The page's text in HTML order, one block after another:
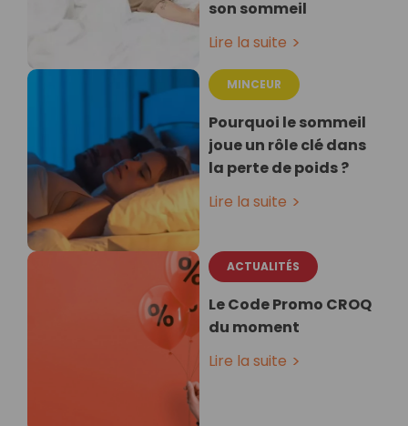
son sommeil
Lire la suite
MINCEUR
Pourquoi le sommeil
joue un rôle clé dans
la perte de poids ?
Lire la suite
ACTUALITÉS
Le Code Promo CROQ
du moment
Lire la suite